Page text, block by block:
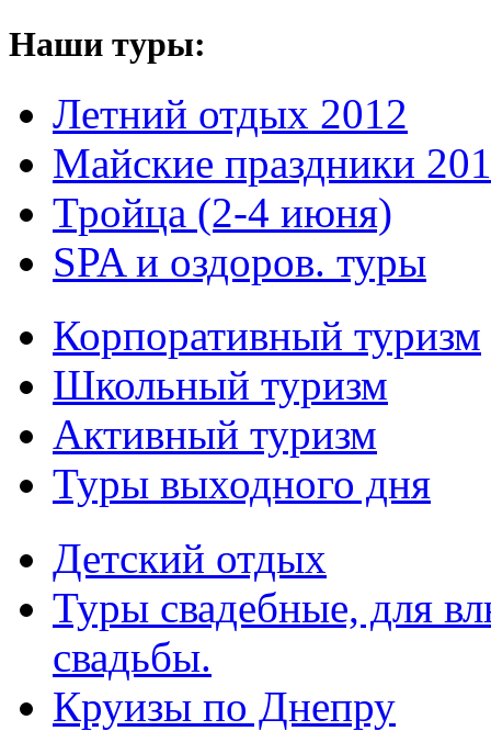
Наши туры:
Летний отдых 2012
Майские праздники
Тройца (2-4 июня)
SPA и оздоров. туры
Корпоративный туризм
Школьный туризм
Активный туризм
Туры выходного дня
Детский отдых
Туры свадебные, для
свадьбы.
Круизы по Днепру